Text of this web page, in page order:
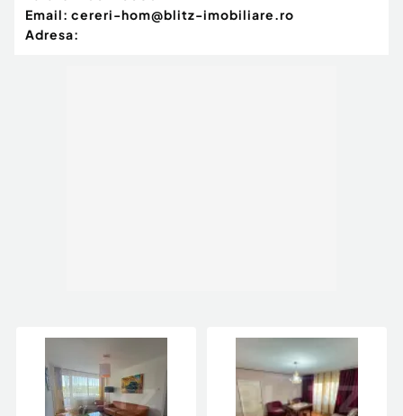
Email: cereri-hom@blitz-imobiliare.ro
Adresa: